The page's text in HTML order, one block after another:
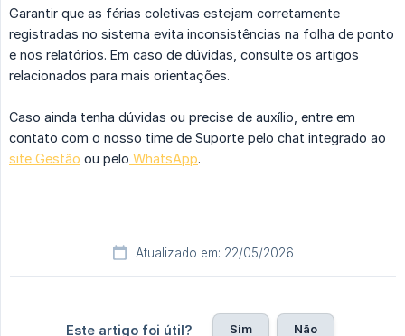
Garantir que as férias coletivas estejam corretamente
registradas no sistema evita inconsistências na folha de ponto
e nos relatórios. Em caso de dúvidas, consulte os artigos
relacionados para mais orientações.
Caso ainda tenha dúvidas ou precise de auxílio, entre em
contato com o nosso time de Suporte pelo chat integrado ao
site Gestão ou pelo WhatsApp.
Atualizado em: 22/05/2026
Este artigo foi útil? Sim Não